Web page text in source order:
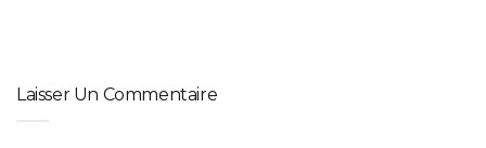
Laisser Un Commentaire